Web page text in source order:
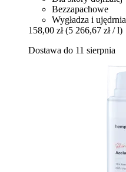
Bezzapachowe
Wygładza i ujędrnia
158,00 zł (5 266,67 zł / l)
Dostawa do 11 sierpnia